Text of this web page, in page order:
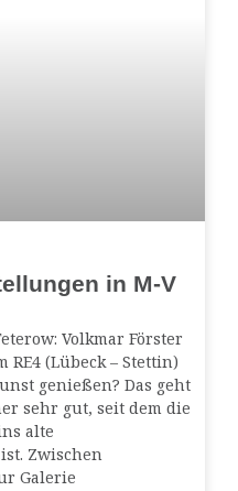
in M-V
Volkmar Förster
(Lübeck – Stettin)
genießen? Das geht
sehr gut, seit dem die
alte
Zwischen
Galerie